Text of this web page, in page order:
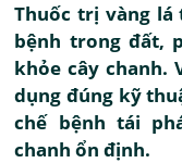
Thuốc trị vàng lá
bệnh trong đất,
khỏe cây chanh.
dụng đúng kỹ
chế bệnh tái
chanh ổn định.